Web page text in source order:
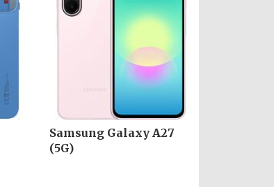
Samsung Galaxy A27
(5G)